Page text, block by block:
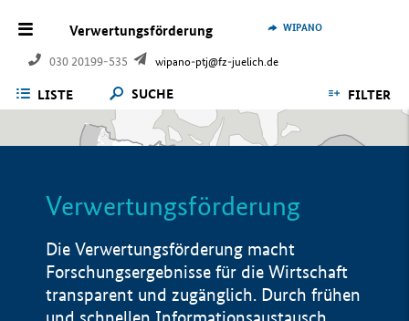
Verwertungsförderung
030 20199-535 wipano-ptj@fz-juelich.de
WIPANO
LISTE SUCHE FILTER
Verwertungsförderung
Die Verwertungsförderung macht
Forschungsergebnisse für die Wirtschaft
transparent und zugänglich. Durch frühen